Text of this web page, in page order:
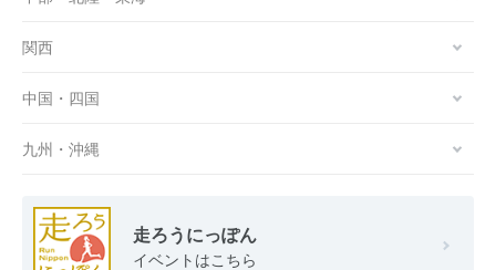
関西
中国・四国
九州・沖縄
走ろうにっぽん
イベントはこちら